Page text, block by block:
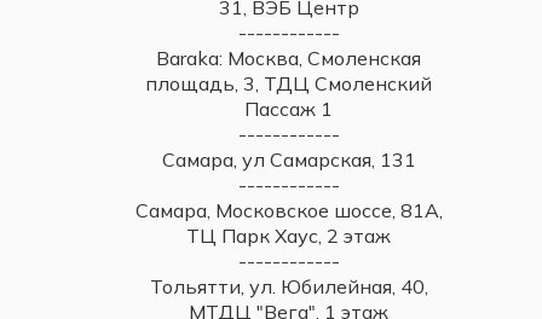
31, ВЭБ Центр
------------
Baraka: Москва, Смоленская
площадь, 3, ТДЦ Смоленский
Пассаж 1
------------
Самара, ул Самарская, 131
------------
Самара, Московское шоссе, 81А,
ТЦ Парк Хаус, 2 этаж
------------
Тольятти, ул. Юбилейная, 40,
МТДЦ "Вега", 1 этаж